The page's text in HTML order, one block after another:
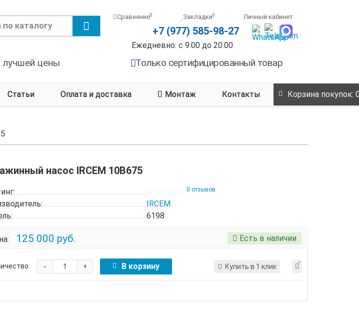
Сравнение0 Закладки0 Личный кабинет
+7 (977) 585-98-27
Ежедневно: с 9.00 до 20.00
лучшей цены Только сертифицированный товар
Статьи Оплата и доставка Монтаж Контакты Корзина покупок:
насос IRCEM 10B675
0 отзывов
IRCEM
6198
125 000 руб. Есть в наличии
+
- В корзину Купить в 1 клик